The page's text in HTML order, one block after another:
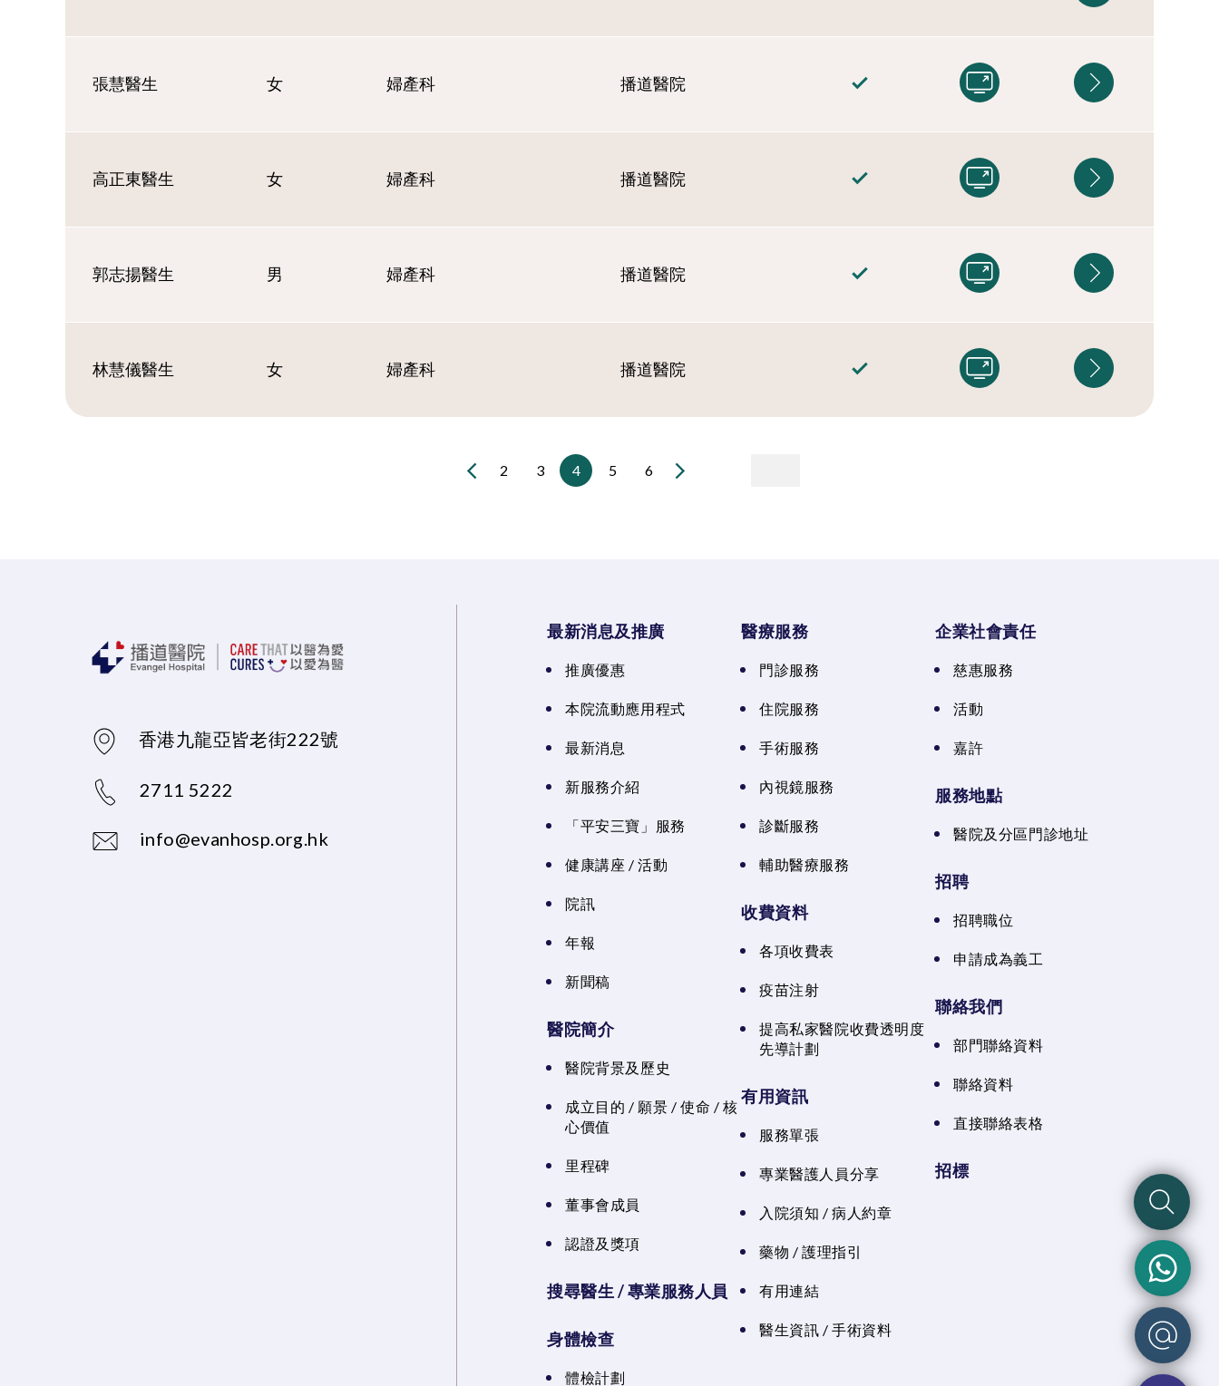
張慧醫生 女 婦產科 播道醫院
高正東醫生 女 婦產科 播道醫院
郭志揚醫生 男 婦產科 播道醫院
林慧儀醫生 女 婦產科 播道醫院
2 3 4 5 6
香港九龍亞皆老街222號
2711 5222
info@evanhosp.org.hk
最新消息及推廣
推廣優惠
本院流動應用程式
最新消息
新服務介紹
「平安三寶」服務
健康講座 / 活動
院訊
年報
新聞稿
醫院簡介
醫院背景及歷史
成立目的 / 願景 / 使命 / 核
心價值
里程碑
董事會成員
認證及獎項
搜尋醫生 / 專業服務人員
身體檢查
體檢計劃
醫療服務
門診服務
住院服務
手術服務
內視鏡服務
診斷服務
輔助醫療服務
收費資料
各項收費表
疫苗注射
提高私家醫院收費透明度
先導計劃
有用資訊
服務單張
專業醫護人員分享
入院須知 / 病人約章
藥物 / 護理指引
有用連結
醫生資訊 / 手術資料
企業社會責任
慈惠服務
活動
嘉許
服務地點
醫院及分區門診地址
招聘
招聘職位
申請成為義工
聯絡我們
部門聯絡資料
聯絡資料
直接聯絡表格
招標